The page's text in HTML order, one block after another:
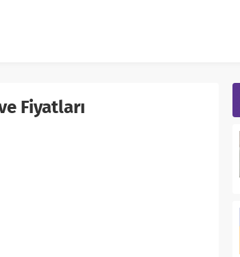
Fiyatları